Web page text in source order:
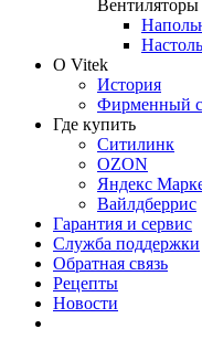
Вентиляторы
О Vitek
История
Фирменный
Где купить
Ситилинк
OZON
Яндекс
Вайлдберрис
Гарантия и сервис
Служба поддержки
Обратная связь
Рецепты
Новости